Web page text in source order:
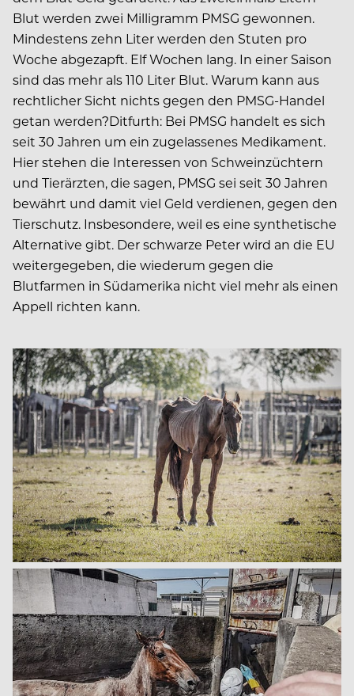
Blut werden zwei Milligramm PMSG gewonnen.
Mindestens zehn Liter werden den Stuten pro
Woche abgezapft. Elf Wochen lang. In einer Saison
sind das mehr als 110 Liter Blut. Warum kann aus
rechtlicher Sicht nichts gegen den PMSG-Handel
getan werden?Ditfurth: Bei PMSG handelt es sich
seit 30 Jahren um ein zugelassenes Medikament.
Hier stehen die Inte­ressen von Schweinzüchtern
und Tierärzten, die sagen, PMSG sei seit 30 Jahren
bewährt und damit viel Geld verdienen, gegen den
Tierschutz. Insbesondere, weil es eine synthetische
Alternative gibt. Der schwarze Peter wird an die EU
weitergegeben, die wiederum gegen die
Blutfarmen in Südamerika nicht viel mehr als einen
Appell richten kann.